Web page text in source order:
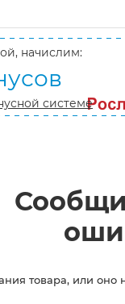
начислим:
системе
товара, или оно